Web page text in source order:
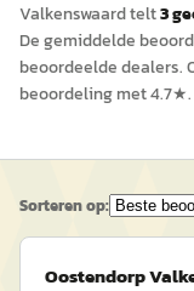
Valkenswaardtelt3
De gemiddelde
beoordeelde dealers.
beoordeling met4.7★.
Sorteren op:
Oostendorp